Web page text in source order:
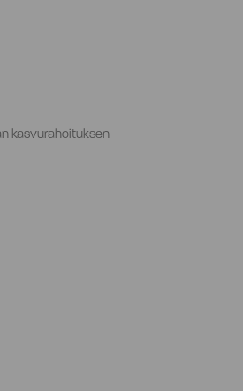
kasvurahoituksen